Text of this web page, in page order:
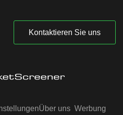
Kontaktieren Sie uns
Über uns Werbung